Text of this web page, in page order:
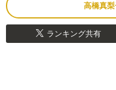
高橋真
ランキング共有